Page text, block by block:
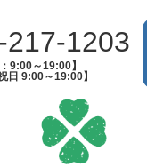
217-1203
9:00～19:00】
日 9:00～19:00】